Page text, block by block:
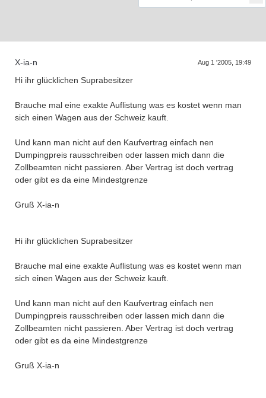
Supra generations
X-ia-n Aug 1 '2005, 19:49
Hi ihr glücklichen Suprabesitzer
Brauche mal eine exakte Auflistung was es kostet wenn man
sich einen Wagen aus der Schweiz kauft.
Und kann man nicht auf den Kaufvertrag einfach nen
Dumpingpreis rausschreiben oder lassen mich dann die
Zollbeamten nicht passieren. Aber Vertrag ist doch vertrag
oder gibt es da eine Mindestgrenze
Gruß X-ia-n
Hi ihr glücklichen Suprabesitzer
Brauche mal eine exakte Auflistung was es kostet wenn man
sich einen Wagen aus der Schweiz kauft.
Und kann man nicht auf den Kaufvertrag einfach nen
Dumpingpreis rausschreiben oder lassen mich dann die
Zollbeamten nicht passieren. Aber Vertrag ist doch vertrag
oder gibt es da eine Mindestgrenze
Gruß X-ia-n